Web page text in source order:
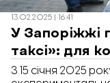
13.02.2025 | 16:41
У Запоріжжі
таксі»: для
З 15 січня 2025